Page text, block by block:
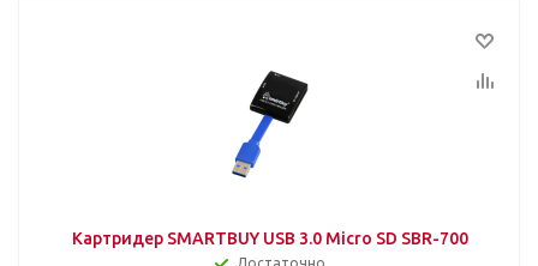
Картридер SMARTBUY USB 3.0 Micro SD SBR-700